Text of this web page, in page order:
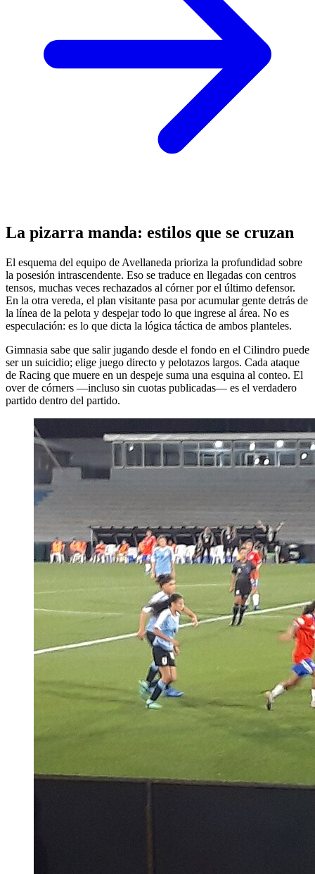
La pizarra manda: estilos que se cruzan
El esquema del equipo de Avellaneda prioriza la profundidad sobre
la posesión intrascendente. Eso se traduce en llegadas con centros
tensos, muchas veces rechazados al córner por el último defensor.
En la otra vereda, el plan visitante pasa por acumular gente detrás de
la línea de la pelota y despejar todo lo que ingrese al área. No es
especulación: es lo que dicta la lógica táctica de ambos planteles.
Gimnasia sabe que salir jugando desde el fondo en el Cilindro puede
ser un suicidio; elige juego directo y pelotazos largos. Cada ataque
de Racing que muere en un despeje suma una esquina al conteo. El
over de córners —incluso sin cuotas publicadas— es el verdadero
partido dentro del partido.